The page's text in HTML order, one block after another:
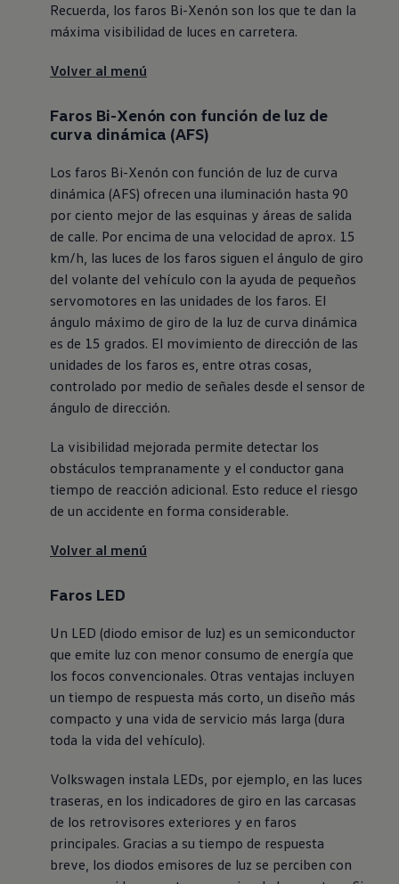
Recuerda, los faros Bi-Xenón son los que te dan la
máxima visibilidad de luces en carretera.
Volver al menú
Faros Bi-Xenón con función de luz de
curva dinámica (AFS)
Los faros Bi-Xenón con función de luz de curva
dinámica (AFS) ofrecen una iluminación hasta 90
por ciento mejor de las esquinas y áreas de salida
de calle. Por encima de una velocidad de aprox. 15
km/h, las luces de los faros siguen el ángulo de giro
del volante del vehículo con la ayuda de pequeños
servomotores en las unidades de los faros. El
ángulo máximo de giro de la luz de curva dinámica
es de 15 grados. El movimiento de dirección de las
unidades de los faros es, entre otras cosas,
controlado por medio de señales desde el sensor de
ángulo de dirección.
La visibilidad mejorada permite detectar los
obstáculos tempranamente y el conductor gana
tiempo de reacción adicional. Esto reduce el riesgo
de un accidente en forma considerable.
Volver al menú
Faros LED
Un LED (diodo emisor de luz) es un semiconductor
que emite luz con menor consumo de energía que
los focos convencionales. Otras ventajas incluyen
un tiempo de respuesta más corto, un diseño más
compacto y una vida de servicio más larga (dura
toda la vida del vehículo).
Volkswagen instala LEDs, por ejemplo, en las luces
traseras, en los indicadores de giro en las carcasas
de los retrovisores exteriores y en faros
principales. Gracias a su tiempo de respuesta
breve, los diodos emisores de luz se perciben con